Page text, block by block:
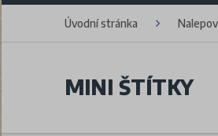
Úvodní stránka
MINI ŠTÍTKY